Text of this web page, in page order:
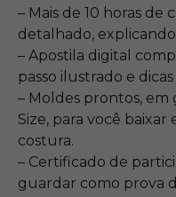
– Mais de 10 horas
detalhado,
– Apostila digital
passo ilustrado e dicas
– Moldes prontos,
Size, para você
costura.
– Certificado de
guardar como prova